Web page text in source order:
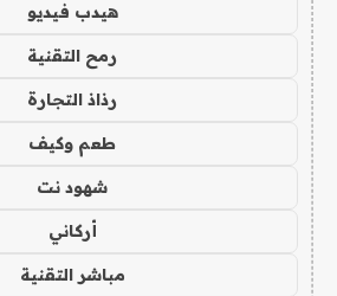
هيدب فيديو
رمح التقنية
رذاذ التجارة
طعم وكيف
شهود نت
أركاني
مباشر التقنية